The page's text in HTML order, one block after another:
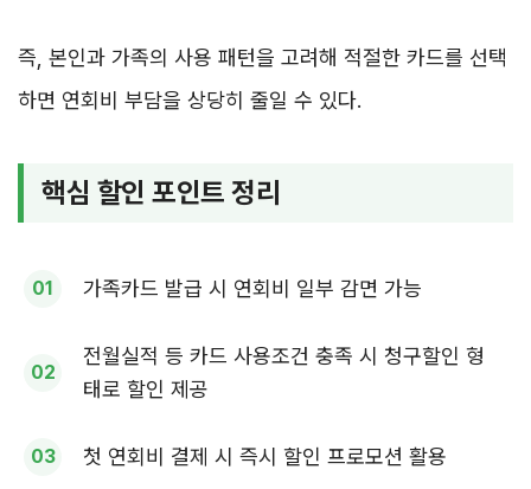
즉, 본인과 가족의 사용 패턴을 고려해 적절한 카드를 선택
하면 연회비 부담을 상당히 줄일 수 있다.
핵심 할인 포인트 정리
가족카드 발급 시 연회비 일부 감면 가능
전월실적 등 카드 사용조건 충족 시 청구할인 형
태로 할인 제공
첫 연회비 결제 시 즉시 할인 프로모션 활용